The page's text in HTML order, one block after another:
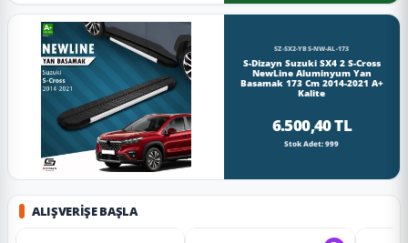
SZ-SX2-YBS-NW-AL-173
S-Dizayn Suzuki SX4 2 S-Cross
NewLine Aluminyum Yan
Basamak 173 Cm 2014-2021 A+
Kalite
6.500,40 TL
Stok Adet: 999
ALIŞVERIŞE BAŞLA